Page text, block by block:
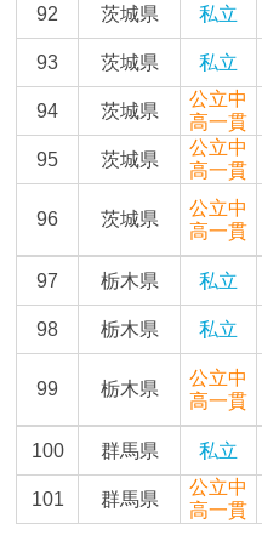
92 茨城県 私立
93 茨城県 私立
94 茨城県
公立中
高一貫
95 茨城県
公立中
高一貫
96 茨城県
公立中
高一貫
97 栃木県 私立
98 栃木県 私立
99 栃木県
公立中
高一貫
100 群馬県 私立
101 群馬県
公立中
高一貫